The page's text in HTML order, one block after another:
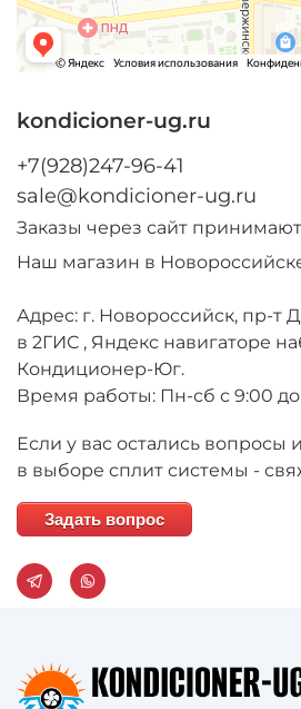
kondicioner-ug.ru
+7(928)247-96-41
sale@kondicioner-ug.ru
Заказы через сайт
Наш магазин в
Адрес: г. Новороссийск, пр-т
в 2ГИС , Яндекс навигаторе
Кондиционер-Юг.
Время работы: Пн-сб с 9:00 до
Если у вас остались
в выборе сплит системы -
Задать вопрос